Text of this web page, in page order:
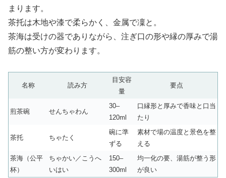
まります。
茶托は木地や漆で柔らかく、金属で凜と。
茶海は受けの器でありながら、注ぎ口の形や縁の厚みで湯
筋の整い方が変わります。
名称 読み方
目安容
量
要点
煎茶碗 せんちゃわん
30–
120ml
口縁形と厚みで香味と口当
たり
茶托 ちゃたく
碗に準
ずる
素材で場の温度と景色を整
える
茶海（公平
杯）
ちゃかい／こうへ
いはい
150–
300ml
均一化の要、湯筋が整う形
が良い